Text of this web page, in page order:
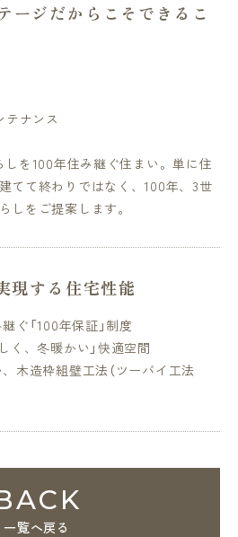
ージだからこそできるこ
テナンス
を100年住み継ぐ住まい。単に住
てて終わりではなく、100年、3世
しをご提案します。
現する住宅性能
ぐ「100年保証」制度
く、冬暖かい」快適空間
木造枠組壁工法（ツーバイ工法
一覧へ戻る